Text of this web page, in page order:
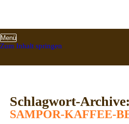
Menü
Zum Inhalt springen
Schlagwort-
SAMPOR-KAFFEE-